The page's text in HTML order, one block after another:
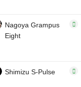
Nagoya Grampus
Eight
Shimizu S-Pulse